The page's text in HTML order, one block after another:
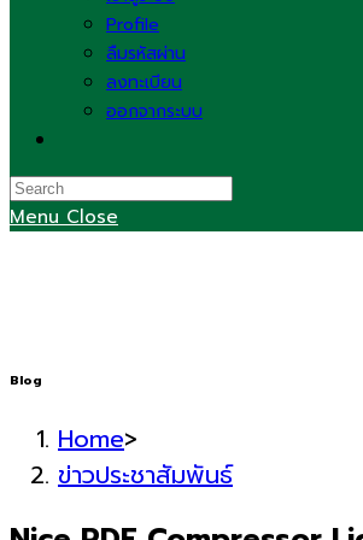
Profile
ลืมรหัสผ่าน
ลงทะเบียน
ออกจากระบบ
search
Menu Close
Blog
Home>
ข่าวประชาสัมพันธ์